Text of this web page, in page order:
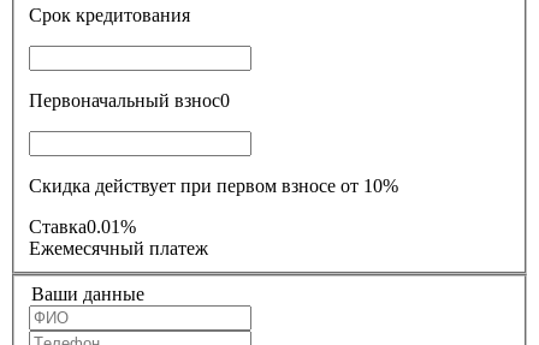
Срок кредитования
Первоначальный взнос0
Скидка действует при первом взносе от 10%
Ставка0.01%
Ежемесячный платеж
Ваши данные